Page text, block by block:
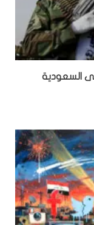
السعودية